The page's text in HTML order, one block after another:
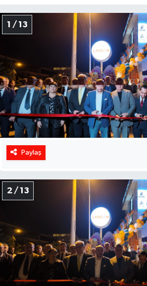
1 / 13
Paylaş
2 / 13